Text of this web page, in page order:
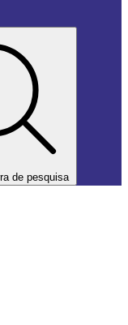
de pesquisa